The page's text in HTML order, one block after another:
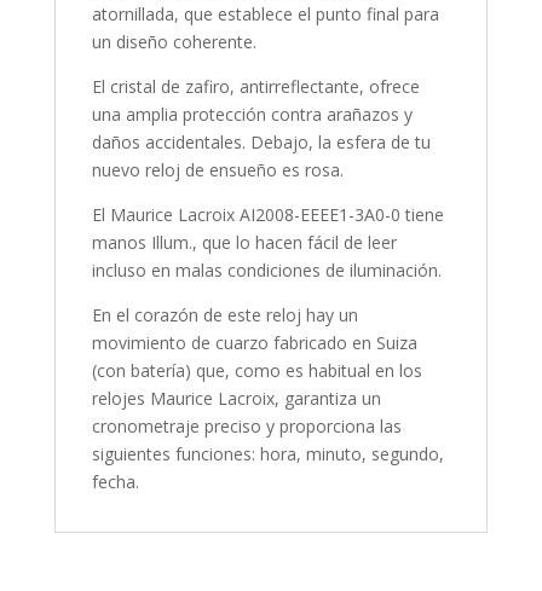
atornillada, que establece el punto final para
un diseño coherente.
El cristal de zafiro, antirreflectante, ofrece
una amplia protección contra arañazos y
daños accidentales. Debajo, la esfera de tu
nuevo reloj de ensueño es rosa.
El Maurice Lacroix AI2008-EEEE1-3A0-0 tiene
manos Illum., que lo hacen fácil de leer
incluso en malas condiciones de iluminación.
En el corazón de este reloj hay un
movimiento de cuarzo fabricado en Suiza
(con batería) que, como es habitual en los
relojes Maurice Lacroix, garantiza un
cronometraje preciso y proporciona las
siguientes funciones: hora, minuto, segundo,
fecha.